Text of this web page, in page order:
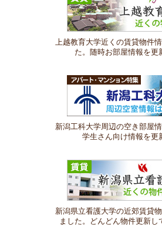
上越教育大学近くの賃貸物件
た。随時お部屋情報を更
新潟工科大学周辺の空き部屋情
学生さん向け情報を更
新潟県立看護大学の近郊賃貸
ました。どんどん物件更新し